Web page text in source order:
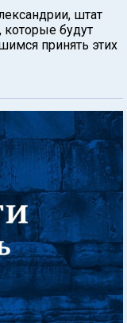
штат
которые будут
принять этих